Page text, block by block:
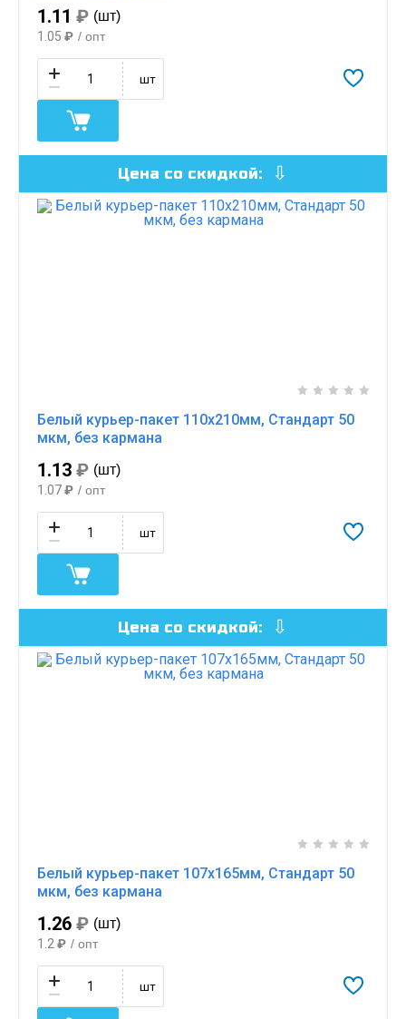
1.11 ₽ (шт)
1.05 ₽ / опт
шт
Цена со скидкой:
Белый курьер-пакет 110x210мм, Стандарт 50
мкм, без кармана
1.13 ₽ (шт)
1.07₽ / опт
шт
Цена со скидкой:
Белый курьер-пакет 107х165мм, Стандарт 50
мкм, без кармана
1.26 ₽ (шт)
1.2 ₽ / опт
шт